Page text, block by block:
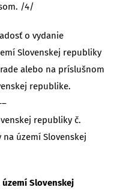
/4/
o vydanie
Slovenskej republiky
alebo na príslušnom
republike.
republiky č.
na území Slovenskej
Slovenskej